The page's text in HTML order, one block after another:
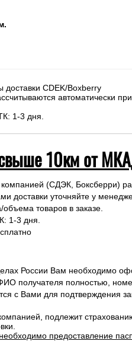
CDEK/Boxberry
автоматически при
1-3 дня.
10км от
(СДЭК, Боксберри)
доставки уточняйте у
товаров в заказе.
1-3 дня.
России Вам необходимо
получателя полностью,
с Вами для подтверждения
подлежит
предоставление